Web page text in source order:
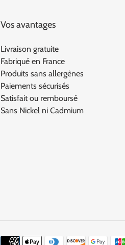
Vos avantages
Livraison gratuite
Fabriqué en France
Produits sans allergènes
Paiements sécurisés
Satisfait ou remboursé
Sans Nickel ni Cadmium
Moyens